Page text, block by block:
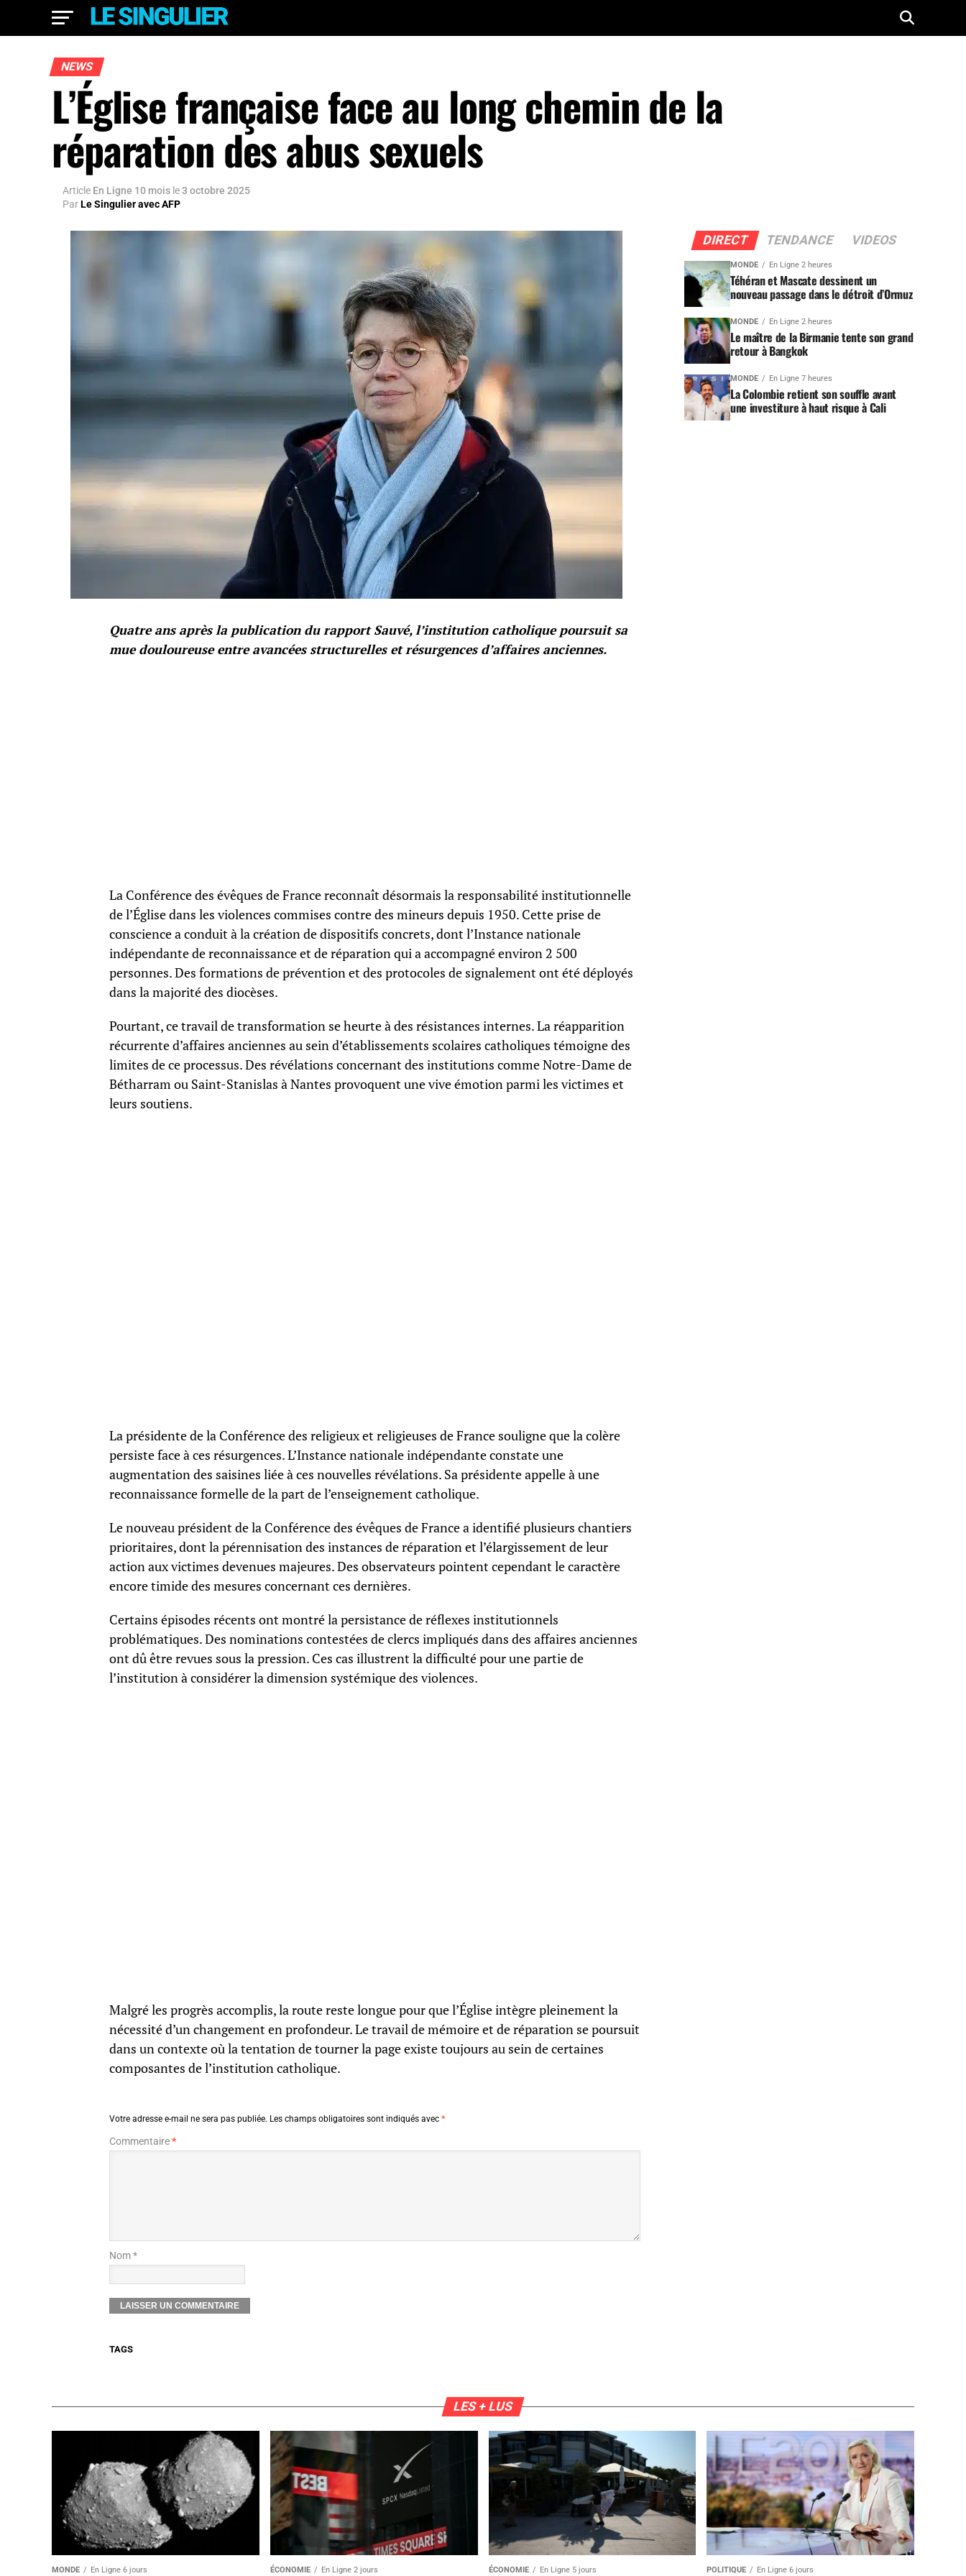
NEWS
L’Église française face au long chemin de la
réparation des abus sexuels
Article En Ligne 10 mois le3 octobre 2025
ParLe Singulier avec AFP
Quatre ans après la publication du rapport Sauvé, l’institution catholique poursuit sa
mue douloureuse entre avancées structurelles et résurgences d’affaires anciennes.
La Conférence des évêques de France reconnaît désormais la responsabilité institutionnelle
de l’Église dans les violences commises contre des mineurs depuis 1950. Cette prise de
conscience a conduit à la création de dispositifs concrets, dont l’Instance nationale
indépendante de reconnaissance et de réparation qui a accompagné environ 2 500
personnes. Des formations de prévention et des protocoles de signalement ont été déployés
dans la majorité des diocèses.
Pourtant, ce travail de transformation se heurte à des résistances internes. La réapparition
récurrente d’affaires anciennes au sein d’établissements scolaires catholiques témoigne des
limites de ce processus. Des révélations concernant des institutions comme Notre-Dame de
Bétharram ou Saint-Stanislas à Nantes provoquent une vive émotion parmi les victimes et
leurs soutiens.
La présidente de la Conférence des religieux et religieuses de France souligne que la colère
persiste face à ces résurgences. L’Instance nationale indépendante constate une
augmentation des saisines liée à ces nouvelles révélations. Sa présidente appelle à une
reconnaissance formelle de la part de l’enseignement catholique.
Le nouveau président de la Conférence des évêques de France a identifié plusieurs chantiers
prioritaires, dont la pérennisation des instances de réparation et l’élargissement de leur
action aux victimes devenues majeures. Des observateurs pointent cependant le caractère
encore timide des mesures concernant ces dernières.
Certains épisodes récents ont montré la persistance de réflexes institutionnels
problématiques. Des nominations contestées de clercs impliqués dans des affaires anciennes
ont dû être revues sous la pression. Ces cas illustrent la difficulté pour une partie de
l’institution à considérer la dimension systémique des violences.
Malgré les progrès accomplis, la route reste longue pour que l’Église intègre pleinement la
nécessité d’un changement en profondeur. Le travail de mémoire et de réparation se poursuit
dans un contexte où la tentation de tourner la page existe toujours au sein de certaines
composantes de l’institution catholique.
Votre adresse e-mail ne sera pas publiée. Les champs obligatoires sont indiqués avec *
Commentaire*
Nom *
TAGS
DIRECT TENDANCE VIDEOS
MONDE En Ligne 2 heures
Téhéran et Mascate dessinent un
nouveau passage dans le détroit d’Ormuz
MONDE En Ligne 2 heures
Le maître de la Birmanie tente son grand
retour à Bangkok
MONDE En Ligne 7 heures
La Colombie retient son souffle avant
une investiture à haut risque à Cali
LES + LUS
MONDE En Ligne 6 jours ÉCONOMIE En Ligne 2 jours ÉCONOMIE En Ligne 5 jours POLITIQUE En Ligne 6 jours